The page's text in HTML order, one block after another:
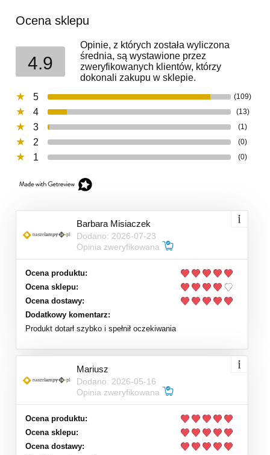
Ocena sklepu
4.9
Opinie, z których została wyliczona
średnia, są wystawione przez
zweryfikowanych klientów, którzy
dokonali zakupu w sklepie.
5
(109)
4 (13)
3 (1)
2 (0)
1 (0)
Barbara Misiaczek
Dodano: 2026-07-23
Opinia zweryfikowana
Ocena produktu:
Ocena sklepu:
Ocena dostawy:
Dodatkowy komentarz:
Produkt dotarł szybko i spełnił oczekiwania
Mariusz
Dodano: 2026-05-16
Opinia zweryfikowana
Ocena produktu:
Ocena sklepu:
Ocena dostawy: